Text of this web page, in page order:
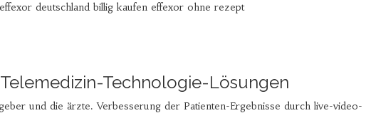
deutschland billig kaufen effexor ohne rezept
Technologie-Lösungen
und die ärzte. Verbesserung der Patienten-Ergebnisse durch live-video-